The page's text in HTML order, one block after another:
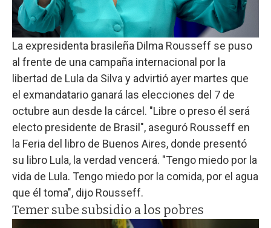
La expresidenta brasileña Dilma Rousseff se puso
al frente de una campaña internacional por la
libertad de Lula da Silva y advirtió ayer martes que
el exmandatario ganará las elecciones del 7 de
octubre aun desde la cárcel. "Libre o preso él será
electo presidente de Brasil", aseguró Rousseff en
la Feria del libro de Buenos Aires, donde presentó
su libro Lula, la verdad vencerá. "Tengo miedo por la
vida de Lula. Tengo miedo por la comida, por el agua
que él toma", dijo Rousseff.
Temer sube subsidio a los pobres